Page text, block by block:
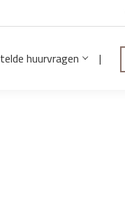
huurvragen |